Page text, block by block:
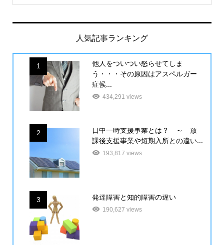
人気記事ランキング
1
他人をついつい怒らせてしま
う・・・その原因はアスペルガー
症候...
434,291 views
2
日中一時支援事業とは？ ～ 放
課後支援事業や短期入所との違い...
193,817 views
3 発達障害と知的障害の違い
190,627 views